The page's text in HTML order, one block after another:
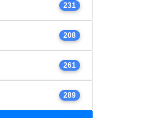
231
208
261
289